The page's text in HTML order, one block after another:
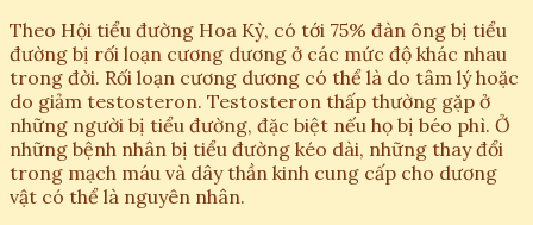
Theo Hội tiểu đường Hoa Kỳ, có tới 75% đàn ông bị tiểu
đường bị rối loạn cương dương ở các mức độ khác nhau
trong đời. Rối loạn cương dương có thể là do tâm lý hoặc
do giảm testosteron. Testosteron thấp thường gặp ở
những người bị tiểu đường, đặc biệt nếu họ bị béo phì. Ở
những bệnh nhân bị tiểu đường kéo dài, những thay đổi
trong mạch máu và dây thần kinh cung cấp cho dương
vật có thể là nguyên nhân.